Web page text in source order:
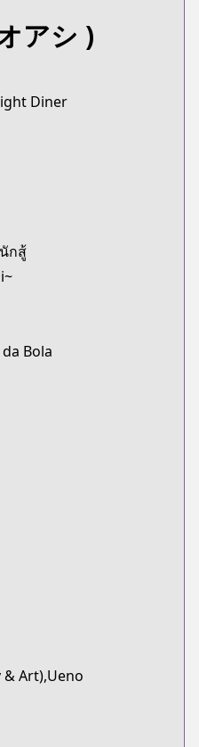
work/6196/
46620
manga/https://
125331/list
072d22c04585c
work/6196/
アシ )
Diner
กสู้
Bola
& Art),Ueno